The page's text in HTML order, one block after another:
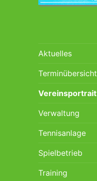
Aktuelles
Terminübersicht
Vereinsportrait
Verwaltung
Tennisanlage
Spielbetrieb
Training